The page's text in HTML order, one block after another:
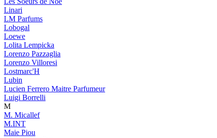
Linari
LM Parfums
Lobogal
Loewe
Lolita Lempicka
Lorenzo Pazzaglia
Lorenzo Villoresi
Lostmarc'H
Lubin
Lucien Ferrero Maitre Parfumeur
Luigi Borrelli
M
M. Micallef
M.INT
Maie Piou